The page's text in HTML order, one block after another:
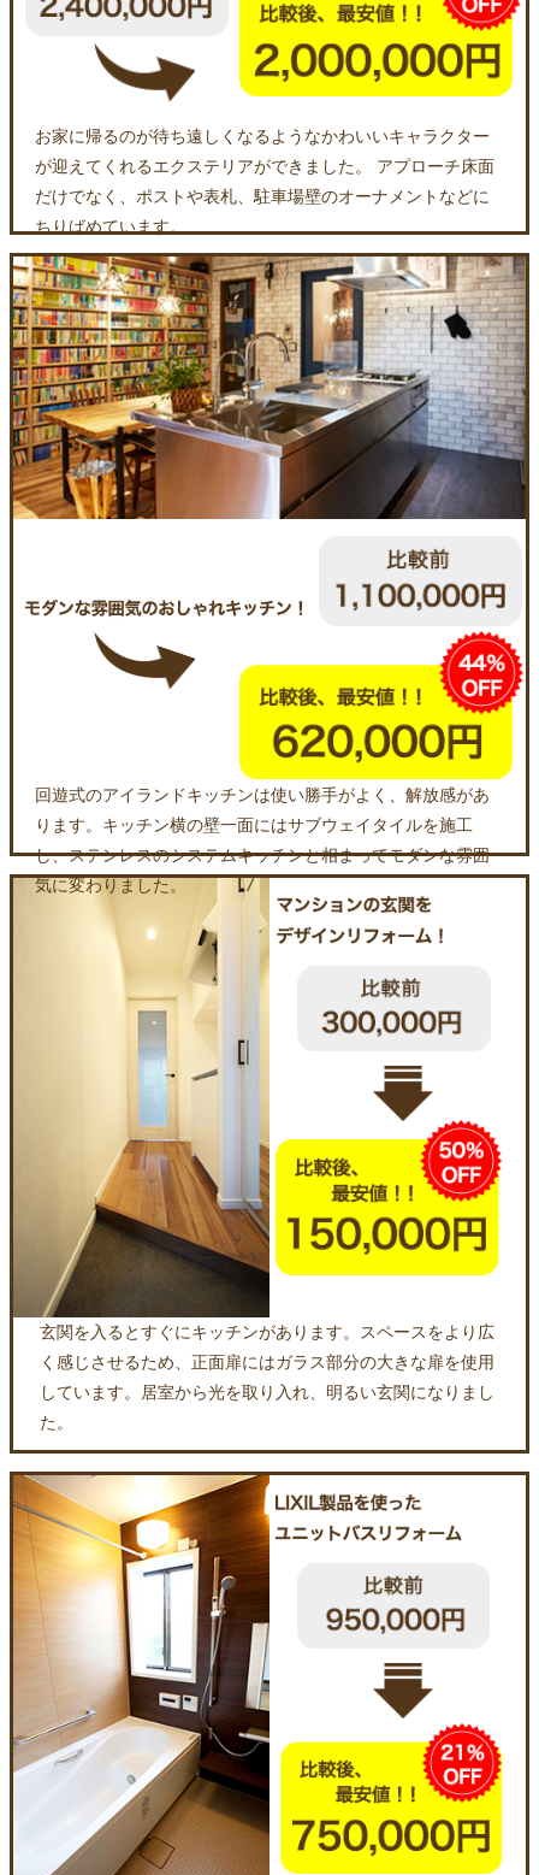
お家に帰るのが待ち遠しくなるようなかわいいキャラクター
が迎えてくれるエクステリアができました。 アプローチ床面
だけでなく、ポストや表札、駐車場壁のオーナメントなどに
ちりばめています。
回遊式のアイランドキッチンは使い勝手がよく、解放感があ
ります。キッチン横の壁一面にはサブウェイタイルを施工
し、ステンレスのシステムキッチンと相まってモダンな雰囲
気に変わりました。
玄関を入るとすぐにキッチンがあります。スペースをより広
く感じさせるため、正面扉にはガラス部分の大きな扉を使用
しています。居室から光を取り入れ、明るい玄関になりまし
た。